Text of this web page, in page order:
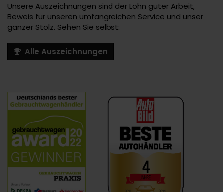
Unsere Auszeichnungen sind der Lohn guter Arbeit,
Beweis für unseren umfangreichen Service und unser
ganzer Stolz. Sehen Sie selbst:
Alle Auszeichnungen